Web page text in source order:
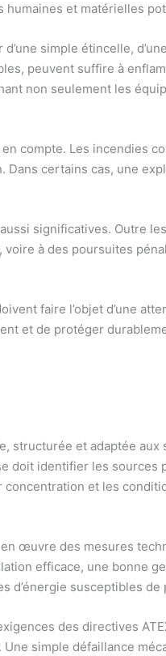
et matérielles
simple étincelle,
peuvent suffire à
non seulement les
compte. Les incendies
certains cas, une
significatives. Outre
à des poursuites
faire l’objet d’une
et de protéger
structurée et adaptée
doit identifier les sources
et les
œuvre des mesures
efficace, une bonne
susceptibles de
des directives
simple défaillance